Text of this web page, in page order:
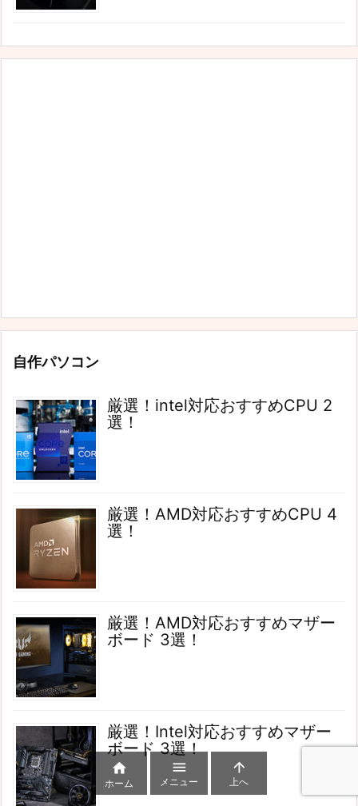
自作パソコン
厳選！intel対応おすすめCPU 2
選！
厳選！AMD対応おすすめCPU 4
選！
厳選！AMD対応おすすめマザー
ボード 3選！
厳選！Intel対応おすすめマザー
ボード 3選！

ホーム

メニュー

上へ